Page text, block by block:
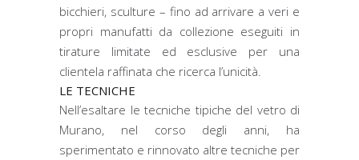
bicchieri, sculture – fino ad arrivare a veri e
propri manufatti da collezione eseguiti in
tirature limitate ed esclusive per una
clientela raffinata che ricerca l’unicità.
LE TECNICHE
Nell’esaltare le tecniche tipiche del vetro di
Murano, nel corso degli anni, ha
sperimentato e rinnovato altre tecniche per